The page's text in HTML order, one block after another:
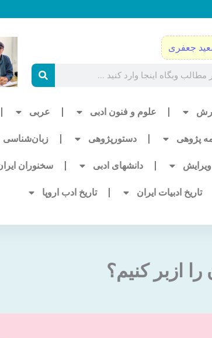
جعفری
علوم و فنون ادبی عربی
پژوهی دستورپژوهی زبان‌شناسی
ویرایش دانشهای ادبی سخنوران
تاریخ ادبیات ایران تاریخ ادب اروپا
ازبر کنیم؟